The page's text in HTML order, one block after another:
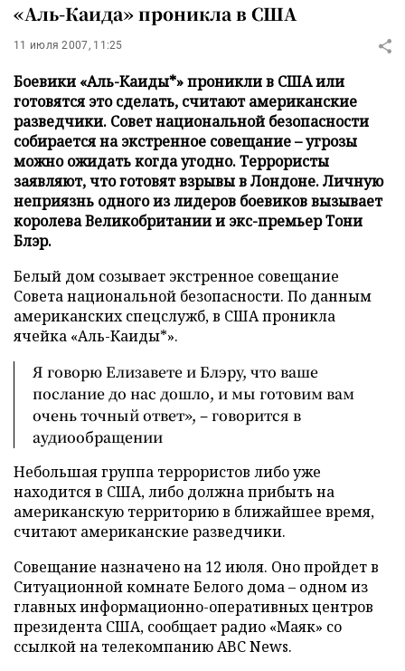
«Аль-Каида» проникла в США
11 июля 2007, 11:25
Боевики «Аль-Каиды*» проникли в США или
готовятся это сделать, считают американские
разведчики. Совет национальной безопасности
собирается на экстренное совещание – угрозы
можно ожидать когда угодно. Террористы
заявляют, что готовят взрывы в Лондоне. Личную
неприязнь одного из лидеров боевиков вызывает
королева Великобритании и экс-премьер Тони
Блэр.
Белый дом созывает экстренное совещание
Совета национальной безопасности. По данным
американских спецслужб, в США проникла
ячейка «Аль-Каиды*».
Я говорю Елизавете и Блэру, что ваше
послание до нас дошло, и мы готовим вам
очень точный ответ», – говорится в
аудиообращении
Небольшая группа террористов либо уже
находится в США, либо должна прибыть на
американскую территорию в ближайшее время,
считают американские разведчики.
Совещание назначено на 12 июля. Оно пройдет в
Ситуационной комнате Белого дома – одном из
главных информационно-оперативных центров
президента США, сообщает радио «Маяк» со
ссылкой на телекомпанию ABC News.